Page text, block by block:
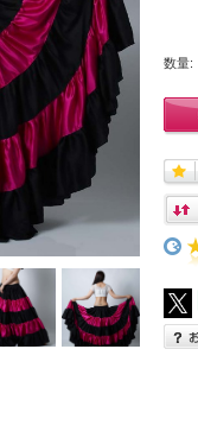
数量: